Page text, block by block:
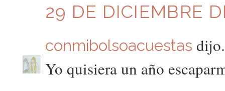
29 DE DICIEMBRE
conmibolsoacuestas
Yo quisiera un año